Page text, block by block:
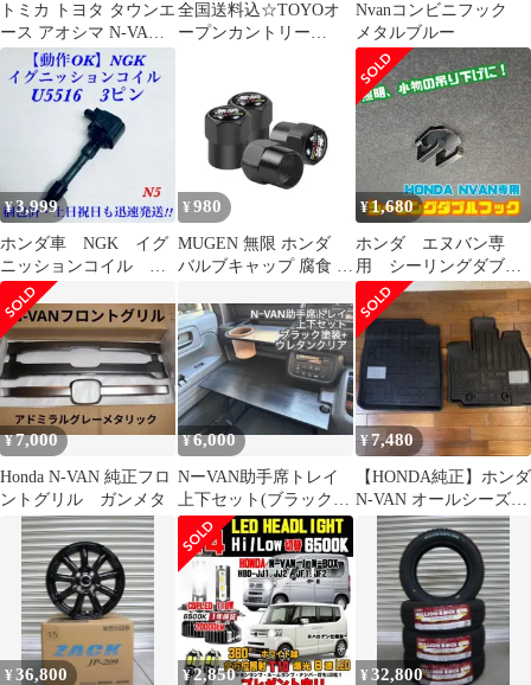
トミカ トヨタ タウンエ
ース アオシマ N-VAN
台湾限定トミカ エブリ
イ
全国送料込☆TOYOオ
ープンカントリー
Nvanコンビニフック
メタルブルー
¥3,999
ホンダ車 NGK イグ
ニッションコイル
U5516 1本 N-BOX
N-WGN
¥ 980
MUGEN 無限 ホンダ
バルブキャップ 腐食 防
ャップ
¥1,680
ホンダ エヌバン専
用 シーリングダブル
フック 天井吊り下げ
フック
¥7,000
Honda N-VAN 純正フロ
ントグリル ガンメタ
¥6,000
NーVAN助手席トレイ
上下セット(ブラック
+ウレタンクリア)
¥7,480
【HONDA純正】ホンダ
N-VAN オールシーズン
マット フロント左右 2
¥36,800 ¥2,850 ¥32,800